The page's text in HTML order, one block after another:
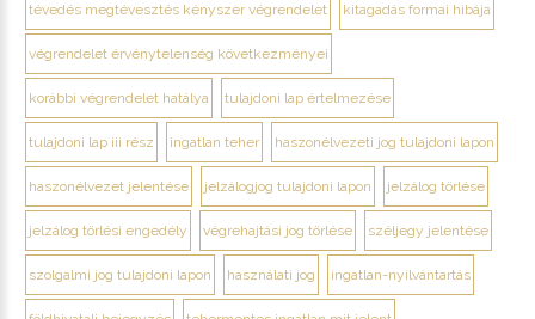
tévedés megtévesztés kényszer végrendelet kitagadás formai hibája
végrendelet érvénytelenség következményei
korábbi végrendelet hatálya tulajdoni lap értelmezése
tulajdoni lap iii rész ingatlan teher haszonélvezeti jog tulajdoni lapon
haszonélvezet jelentése jelzálogjog tulajdoni lapon jelzálog törlése
jelzálog törlési engedély végrehajtási jog törlése széljegy jelentése
szolgalmi jog tulajdoni lapon használati jog ingatlan-nyilvántartás